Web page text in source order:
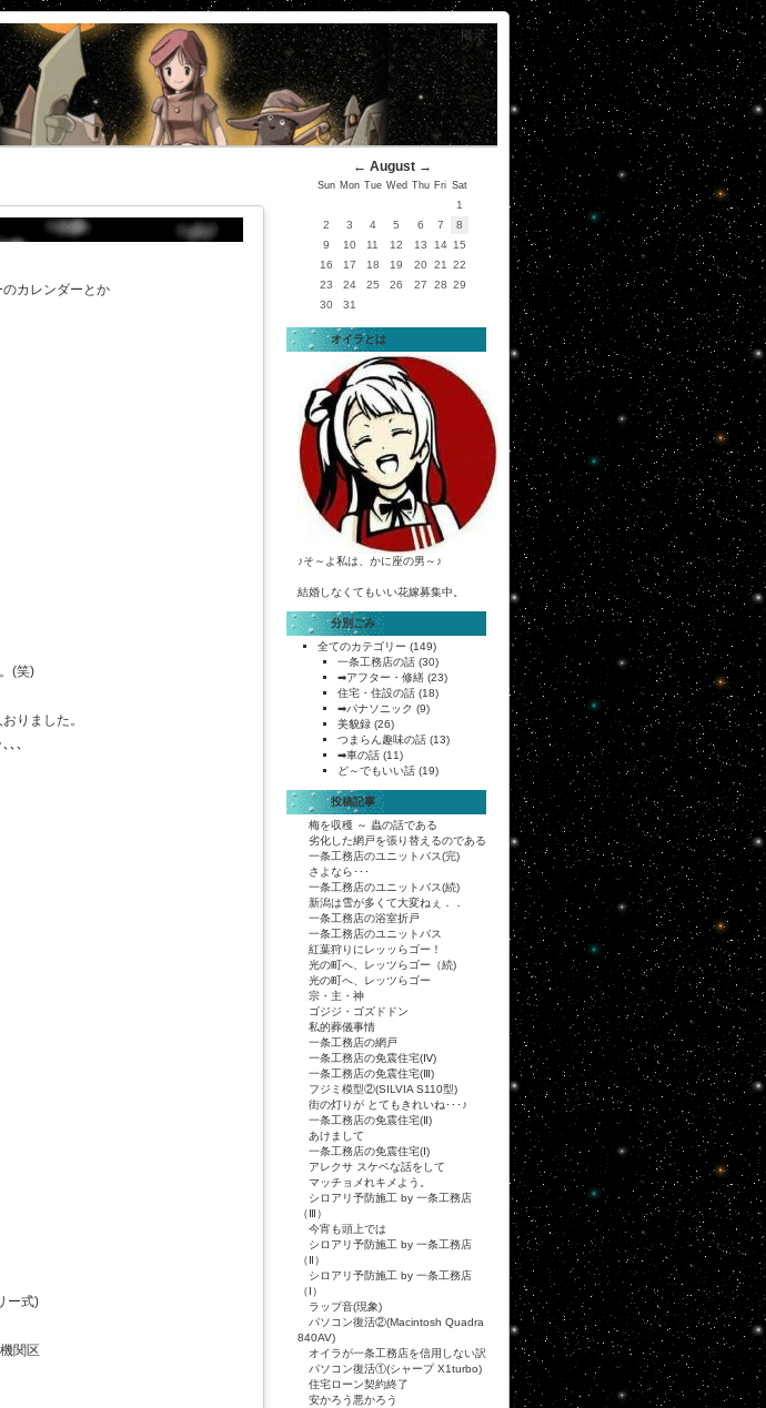
掲示
カレンダーとか
(笑)
りました。
､､
ー式)
関区
← August→
Sun Mon Tue Wed Thu Fri Sat
1
2
3 4 5 6 7
8
9
10 11 12 13 14 15
16
17 18 19 20 21
22
23
24 25 26 27 28 29
30
31
オイラとは
♪そ～よ私は、かに座の男～♪
結婚しなくてもいい花嫁募集中。
分別ごみ
全てのカテゴリー (149)
一条工務店の話 (30)
➡アフター・修繕 (23)
住宅・住設の話 (18)
➡パナソニック (9)
美貌録 (26)
つまらん趣味の話 (13)
➡車の話 (11)
ど～でもいい話 (19)
投稿記事
梅を収穫 ～ 蟲の話である
劣化した網戸を張り替えるのである
一条工務店のユニットバス(完)
さよなら･･･
一条工務店のユニットバス(続)
新潟は雪が多くて大変ねぇ．．
一条工務店の浴室折戸
一条工務店のユニットバス
紅葉狩りにレッッらゴー！
光の町へ、レッツらゴー（続)
光の町へ、レッツらゴー
宗・主・神
ゴジジ・ゴズドドン
私的葬儀事情
一条工務店の網戸
一条工務店の免震住宅(Ⅳ)
一条工務店の免震住宅(Ⅲ)
フジミ模型②(SILVIA S110型)
街の灯りが とてもきれいね･･･♪
一条工務店の免震住宅(Ⅱ)
あけまして
一条工務店の免震住宅(Ⅰ)
アレクサ スケベな話をして
マッチョメれキメよう。
シロアリ予防施工 by 一条工務店
（Ⅲ）
今宵も頭上では
シロアリ予防施工 by 一条工務店
（Ⅱ）
シロアリ予防施工 by 一条工務店
（Ⅰ）
ラップ音(現象)
パソコン復活②(Macintosh Quadra
840AV)
オイラが一条工務店を信用しない訳
パソコン復活①(シャープ X1turbo)
住宅ローン契約終了
安かろう悪かろう